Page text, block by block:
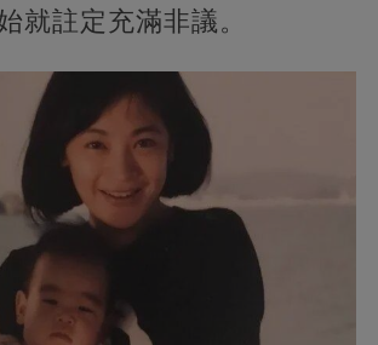
就註定充滿非議。